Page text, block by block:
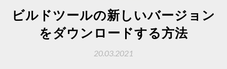
ビルドツールの新しいバージョン
をダウンロードする方法
20.03.2021